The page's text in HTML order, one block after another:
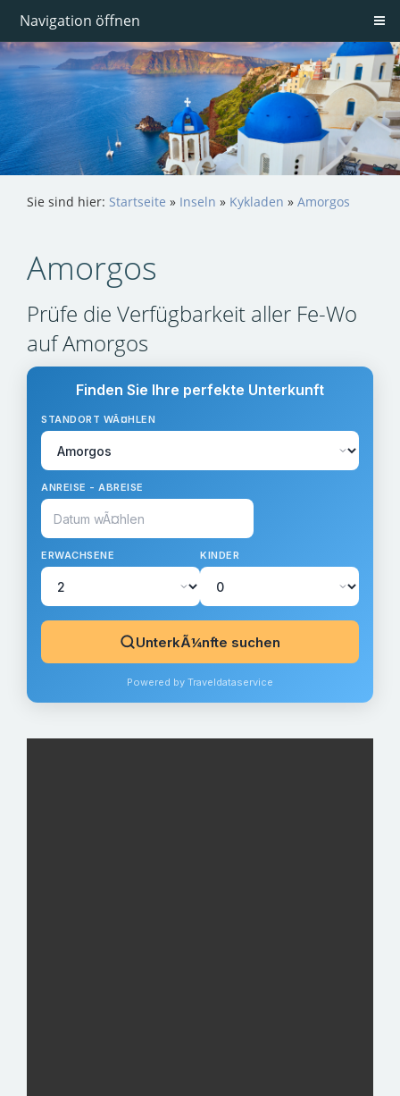
Navigation öffnen
Sie sind hier: Startseite » Inseln » Kykladen » Amorgos
Amorgos
Prüfe die Verfügbarkeit aller Fe-Wo
auf Amorgos
Finden Sie Ihre perfekte Unterkunft
STANDORT WÃ¤HLEN
ANREISE - ABREISE
ERWACHSENE KINDER
UnterkÃ¼nfte suchen
Powered by Traveldataservice